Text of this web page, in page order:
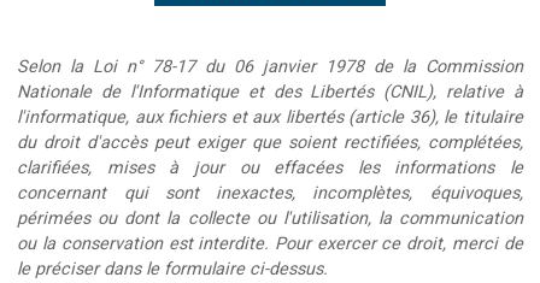
Selon la Loi n° 78-17 du 06 janvier 1978 de la Commission
Nationale de l'Informatique et des Libertés (CNIL), relative à
l'informatique, aux fichiers et aux libertés (article 36), le titulaire
du droit d'accès peut exiger que soient rectifiées, complétées,
clarifiées, mises à jour ou effacées les informations le
concernant qui sont inexactes, incomplètes, équivoques,
périmées ou dont la collecte ou l'utilisation, la communication
ou la conservation est interdite. Pour exercer ce droit, merci de
le préciser dans le formulaire ci-dessus.